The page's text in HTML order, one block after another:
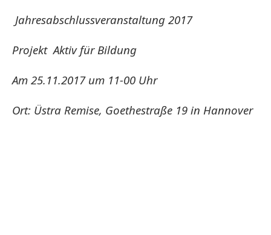
Jahresabschlussveranstaltung 2017
Projekt Aktiv für Bildung
Am 25.11.2017 um 11-00 Uhr
Ort: Üstra Remise, Goethestraße 19 in Hannover